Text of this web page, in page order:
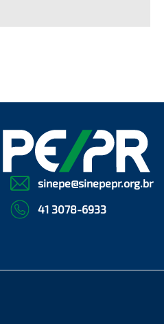
sinepe@sinepepr.org.br
41 3078-6933